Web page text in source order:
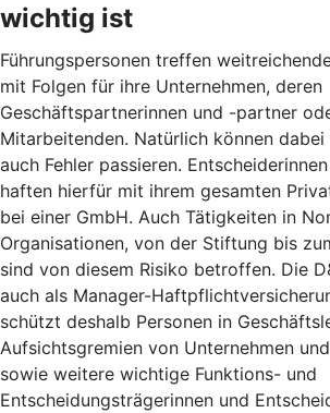
wichtig ist
Führungspersonen treffen
mit Folgen für ihre Unternehmen, deren
Geschäftspartnerinnen und -partner
Mitarbeitenden. Natürlich können
auch Fehler passieren.
haften hierfür mit ihrem gesamten
bei einer GmbH. Auch Tätigkeiten in
Organisationen, von der Stiftung bis
sind von diesem Risiko betroffen. Die
auch als Manager-
schützt deshalb Personen in
Aufsichtsgremien von Unternehmen
sowie weitere wichtige Funktions- und
Entscheidungsträgerinnen und